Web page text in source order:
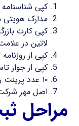
کپی
مدارک
کپی کارت
لاتین در
کپی از
کپی از جواز
۱۰ عدد پرینت رنگی لوگو برند به ابعاد ۱۰ در ۱۰
اصل مهر
مراحل